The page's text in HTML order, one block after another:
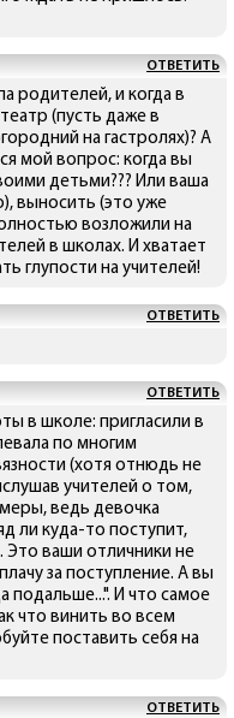
ОТВЕТИТЬ
родителей, и когда в
(пусть даже в
на гастролях)? А
мой вопрос: когда вы
детьми??? Или ваша
выносить (это уже
возложили на
в школах. И хватает
глупости на учителей!
ОТВЕТИТЬ
ОТВЕТИТЬ
в школе: пригласили в
по многим
(хотя отнюдь не
учителей о том,
ведь девочка
ли куда-то поступит,
Это ваши отличники не
за поступление. А вы
подальше...". И что самое
что винить во всем
поставить себя на
ОТВЕТИТЬ